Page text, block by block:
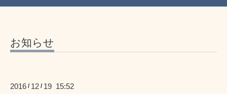
お知らせ
2016 / 12 / 19 15:52